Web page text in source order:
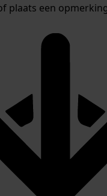
plaats een